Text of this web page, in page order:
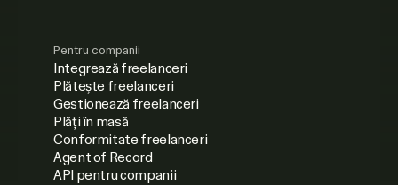
Pentru companii
Integrează freelanceri
Plătește freelanceri
Gestionează freelanceri
Plăți în masă
Conformitate freelanceri
Agent of Record
API pentru companii